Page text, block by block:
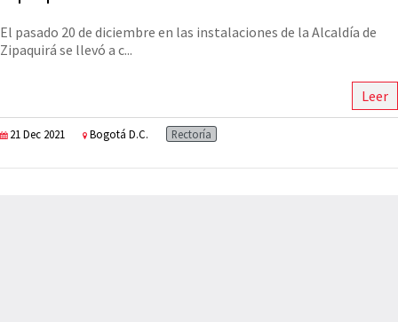
El pasado 20 de diciembre en las instalaciones de la Alcaldía de
Zipaquirá se llevó a c...
Leer
21 Dec 2021 Bogotá D.C. Rectoría